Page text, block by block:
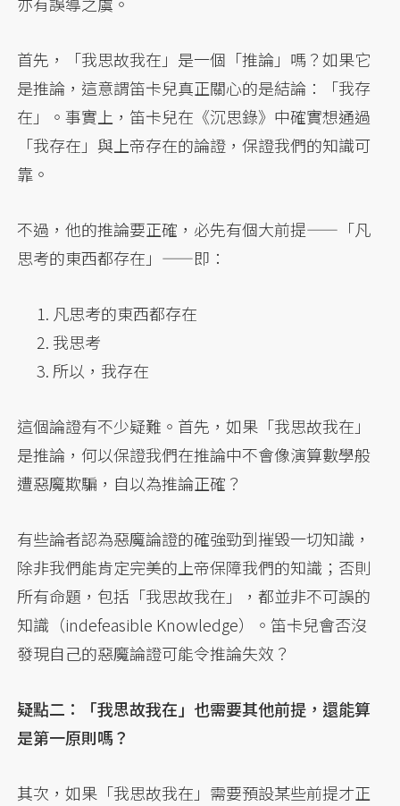
首先，「我思故我在」是一個「推論」嗎？如果它
是推論，這意謂笛卡兒真正關心的是結論：「我存
在」。事實上，笛卡兒在《沉思錄》中確實想通過
「我存在」與上帝存在的論證，保證我們的知識可
靠。
不過，他的推論要正確，必先有個大前提——「凡
思考的東西都存在」——即：
凡思考的東西都存在
我思考
所以，我存在
這個論證有不少疑難。首先，如果「我思故我在」
是推論，何以保證我們在推論中不會像演算數學般
遭惡魔欺騙，自以為推論正確？
有些論者認為惡魔論證的確強勁到摧毀一切知識，
除非我們能肯定完美的上帝保障我們的知識；否則
所有命題，包括「我思故我在」，都並非不可誤的
知識（indefeasible Knowledge）。笛卡兒會否沒
發現自己的惡魔論證可能令推論失效？
疑點二：「我思故我在」也需要其他前提，還能算
是第一原則嗎？
其次，如果「我思故我在」需要預設某些前提才正